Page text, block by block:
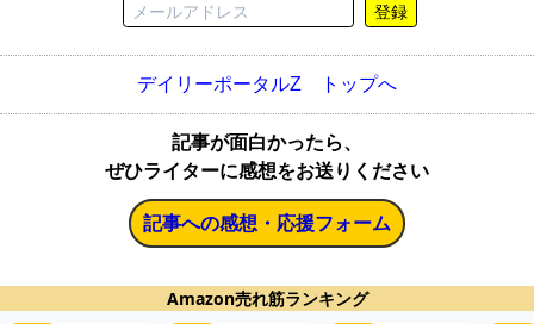
登録
デイリーポータルZ トップへ
記事が面白かったら、
ぜひライターに感想をお送りください
記事への感想・応援フォーム
Amazon売れ筋ランキング